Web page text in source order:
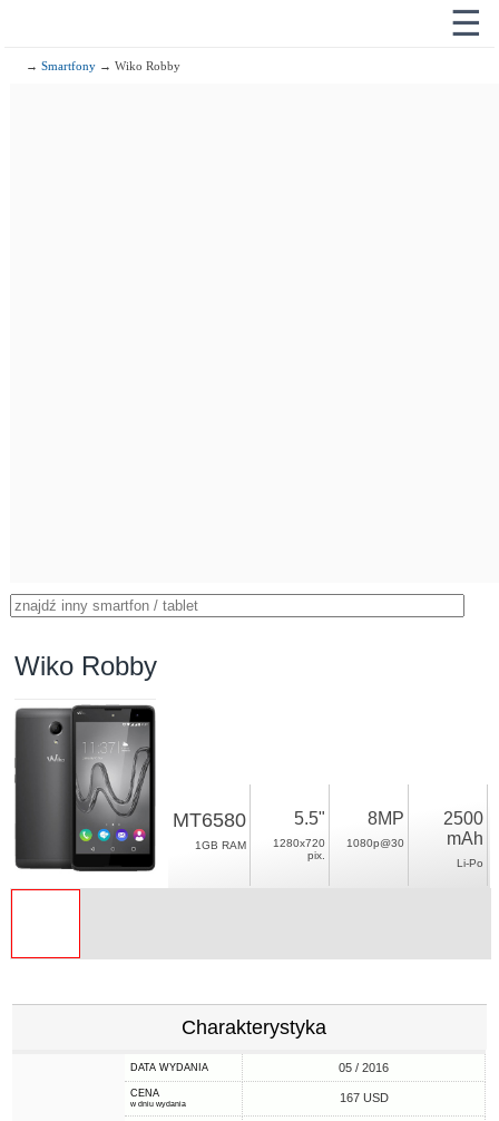
☰
→Smartfony → Wiko Robby
Wiko Robby
MT6580
1GB RAM
5.5"
1280x720
pix.
8MP
1080p@30
2500
mAh
Li-Po
Charakterystyka
DATA WYDANIA 05 / 2016
CENA
w dniu wydania 167 USD